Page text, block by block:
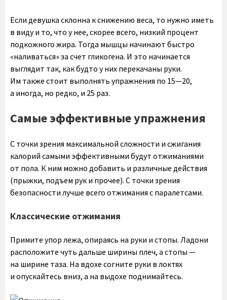
Если девушка склонна к снижению веса, то нужно иметь
в виду и то, что у нее, скорее всего, низкий процент
подкожного жира. Тогда мышцы начинают быстро
«наливаться» за счет гликогена. И это начинается
выглядит так, как будто у них перекачаны руки.
Им также стоит выполнять упражнения по 15—20,
а иногда, но редко, и 25 раз.
Самые эффективные упражнения
С точки зрения максимальной сложности и сжигания
калорий самыми эффективными будут отжиманиями
от пола. К ним можно добавить и различные действия
(прыжки, подъем рук и прочее). С точки зрения
безопасности лучше всего отжимания с паралетсами.
Классические отжимания
Примите упор лежа, опираясь на руки и стопы. Ладони
расположите чуть дальше ширины плеч, а стопы —
на ширине таза. На вдохе согните руки в локтях
и опускайтесь вниз, а на выдохе поднимайтесь.